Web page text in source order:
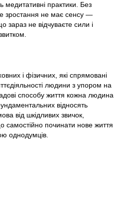
практики. Без
зростання не має сенсу —
зараз не відчуваєте сили і
і фізичних, які спрямовані
людини з упором на
способу життя кожна людина
відносять
від шкідливих звичок,
самостійно починати нове життя
однодумців.